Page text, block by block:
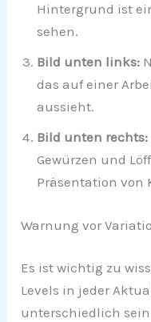
Hintergrund ist
sehen.
Bild unten links:
das auf einer
aussieht.
Bild unten rechts:
Gewürzen und
Präsentation von
Warnung vor
Es ist wichtig zu
Levels in jeder
unterschiedlich